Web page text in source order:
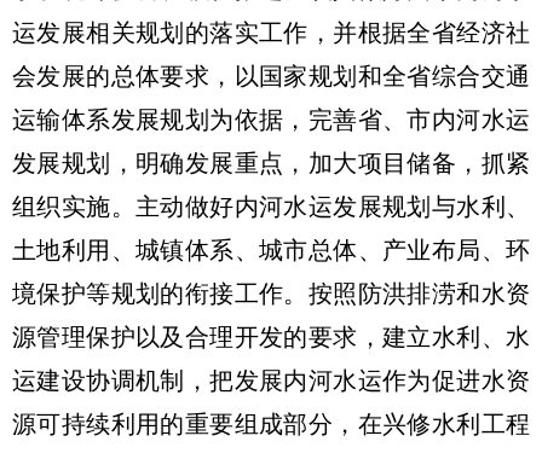
运发展相关规划的落实工作，并根据全省经济社
会发展的总体要求，以国家规划和全省综合交通
运输体系发展规划为依据，完善省、市内河水运
发展规划，明确发展重点，加大项目储备，抓紧
组织实施。主动做好内河水运发展规划与水利、
土地利用、城镇体系、城市总体、产业布局、环
境保护等规划的衔接工作。按照防洪排涝和水资
源管理保护以及合理开发的要求，建立水利、水
运建设协调机制，把发展内河水运作为促进水资
源可持续利用的重要组成部分，在兴修水利工程